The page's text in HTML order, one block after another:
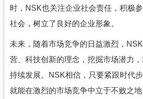
时，NSK也关注企业社会责任，积极
社会，树立了良好的企业形象。
未来，随着市场竞争的日益激烈，
营、科技创新的理念，挖掘市场潜力
持续发展。NSK相信，只要紧跟时代步
就能在激烈的市场竞争中立于不败之